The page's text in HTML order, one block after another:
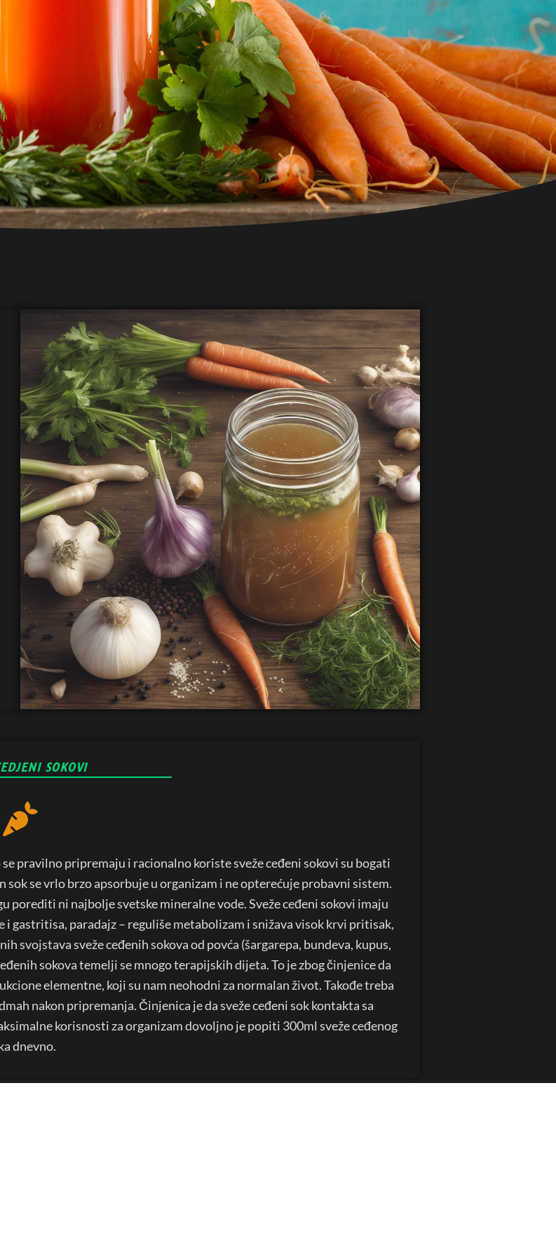
SOKOVI
pravilno pripremaju i racionalno koriste sveže ceđeni sokovi su bogati
se vrlo brzo apsorbuje u organizam i ne opterećuje probavni sistem.
porediti ni najbolje svetske mineralne vode. Sveže ceđeni sokovi imaju
gastritisa, paradajz – reguliše metabolizam i snižava visok krvi pritisak,
svojstava sveže ceđenih sokova od povća (šargarepa, bundeva, kupus,
sokova temelji se mnogo terapijskih dijeta. To je zbog činjenice da
elementne, koji su nam neohodni za normalan život. Takođe treba
nakon pripremanja. Činjenica je da sveže ceđeni sok kontakta sa
korisnosti za organizam dovoljno je popiti 300ml sveže ceđenog
dnevno.​